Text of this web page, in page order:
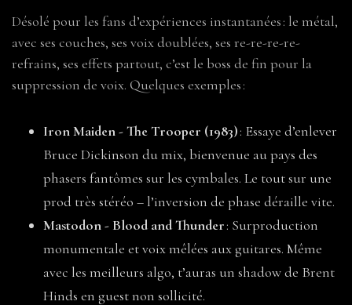
Désolé pour les fans d’expériences instantanées : le métal,
avec ses couches, ses voix doublées, ses re-re-re-re-
refrains, ses effets partout, c’est le boss de fin pour la
suppression de voix. Quelques exemples :
Iron Maiden - The Trooper (1983): Essaye d’enlever
Bruce Dickinson du mix, bienvenue au pays des
phasers fantômes sur les cymbales. Le tout sur une
prod très stéréo – l’inversion de phase déraille vite.
Mastodon - Blood and Thunder: Surproduction
monumentale et voix mêlées aux guitares. Même
avec les meilleurs algo, t’auras un shadow de Brent
Hinds en guest non sollicité.